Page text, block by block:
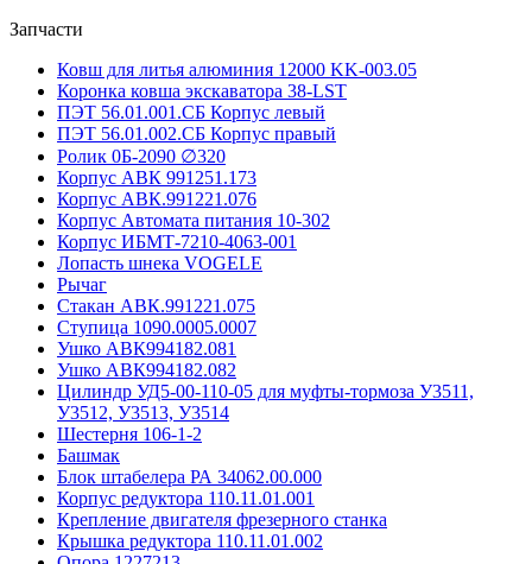
Запчасти
Ковш для литья алюминия 12000 KK-003.05
Коронка ковша экскаватора 38-LST
ПЭТ 56.01.001.СБ Корпус левый
ПЭТ 56.01.002.СБ Корпус правый
Ролик 0Б-2090 ∅320
Корпус АВК 991251.173
Корпус АВК.991221.076
Корпус Автомата питания 10-302
Корпус ИБМТ-7210-4063-001
Лопасть шнека VOGELE
Рычаг
Стакан АВК.991221.075
Ступица 1090.0005.0007
Ушко АВК994182.081
Ушко АВК994182.082
Цилиндр УД5-00-110-05 для муфты-тормоза У3511,
У3512, У3513, У3514
Шестерня 106-1-2
Башмак
Блок штабелера РА 34062.00.000
Корпус редуктора 110.11.01.001
Крепление двигателя фрезерного станка
Крышка редуктора 110.11.01.002